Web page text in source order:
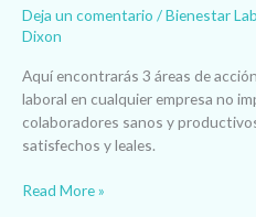
Deja un comentario /Bienestar
Dixon
Aquí encontrarás 3 áreas de
laboral en cualquier empresa no
colaboradores sanos y
satisfechos y leales.
Read More »